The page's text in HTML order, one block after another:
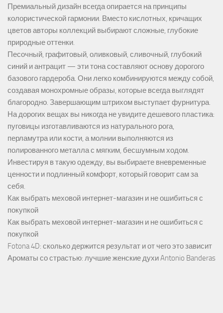
Премиальный дизайн всегда опирается на принципы
колористической гармонии. Вместо кислотных, кричащих
цветов авторы коллекций выбирают сложные, глубокие
природные оттенки.
Песочный, графитовый, оливковый, сливочный, глубокий
синий и антрацит — эти тона составляют основу дорогого
базового гардероба. Они легко комбинируются между собой,
создавая монохромные образы, которые всегда выглядят
благородно. Завершающим штрихом выступает фурнитура.
На дорогих вещах вы никогда не увидите дешевого пластика:
пуговицы изготавливаются из натурального рога,
перламутра или кости, а молнии выполняются из
полированного металла с мягким, бесшумным ходом.
Инвестируя в такую одежду, вы выбираете вневременные
ценности и подлинный комфорт, который говорит сам за
себя.
Как выбрать меховой интернет-магазин и не ошибиться с
покупкой
Как выбрать меховой интернет-магазин и не ошибиться с
покупкой
Fotona 4D: сколько держится результат и от чего это зависит
Ароматы со страстью: лучшие женские духи Antonio Banderas